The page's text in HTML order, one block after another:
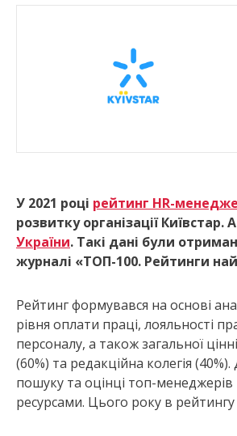
У 2021 році рейтинг HR-
розвитку організації
України. Такі дані були
журналі «ТОП-100. Рейтинги
Рейтинг формувався на основі
рівня оплати праці, лояльності
персоналу, а також загальної
(60%) та редакційна колегія
пошуку та оцінці топ-
ресурсами. Цього року в